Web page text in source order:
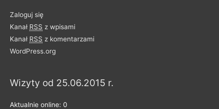
k
Zaloguj się
Kanał RSS z wpisami
Kanał RSS z komentarzami
WordPress.org
Wizyty od 25.06.2015 r.
Aktualnie online: 0